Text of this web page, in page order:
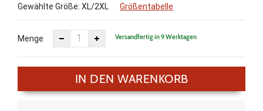
Gewählte Größe: XL/2XL Größentabelle
Menge Versandfertig in 9 Werktagen
IN DEN WARENKORB